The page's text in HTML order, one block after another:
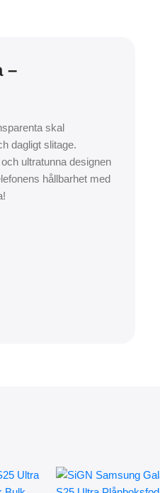
–
skal
dagligt slitage.
ultratunna designen
hållbarhet med